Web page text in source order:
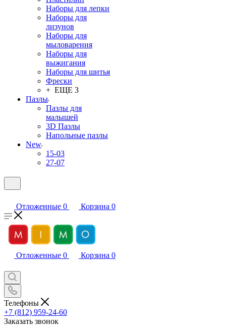
Наборы для лепки
Наборы для
лизунов
Наборы для
мыловарения
Наборы для
выжигания
Наборы для шитья
Фрески
+ ЕЩЕ 3
Пазлы
Пазлы для
малышей
3D Пазлы
Напольные пазлы
New
15-03
27-07
Отложенные 0 Корзина 0
Отложенные 0 Корзина 0
Телефоны
+7 (812) 959-24-60
Заказать звонок